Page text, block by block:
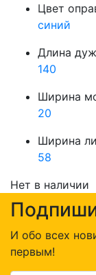
Цвет
синий
Длина
140
Ширина
20
Ширина
58
Нет в наличии
И обо всех
первым!